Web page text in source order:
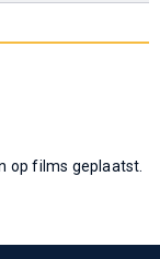
op films geplaatst.